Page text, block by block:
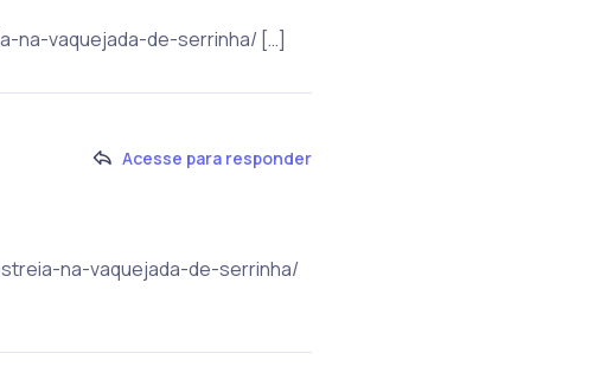
na-vaquejada-de-serrinha/ […]
Acesse para responder
na-vaquejada-de-serrinha/